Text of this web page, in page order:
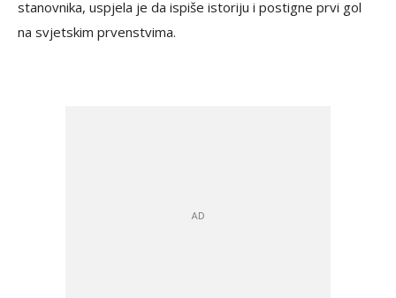
stanovnika, uspjela je da ispiše istoriju i postigne prvi gol
na svjetskim prvenstvima.